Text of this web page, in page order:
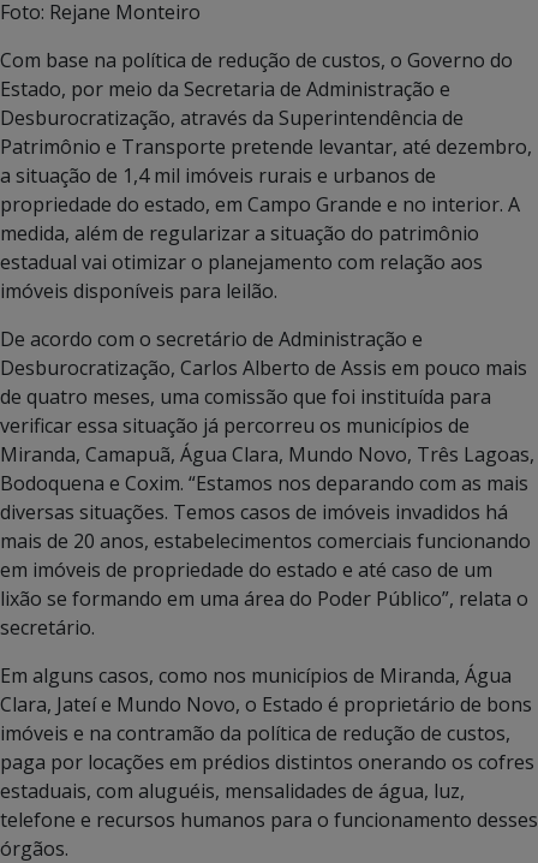
Foto: Rejane Monteiro
Com base na política de redução de custos, o Governo do
Estado, por meio da Secretaria de Administração e
Desburocratização, através da Superintendência de
Patrimônio e Transporte pretende levantar, até dezembro,
a situação de 1,4 mil imóveis rurais e urbanos de
propriedade do estado, em Campo Grande e no interior. A
medida, além de regularizar a situação do patrimônio
estadual vai otimizar o planejamento com relação aos
imóveis disponíveis para leilão.
De acordo com o secretário de Administração e
Desburocratização, Carlos Alberto de Assis em pouco mais
de quatro meses, uma comissão que foi instituída para
verificar essa situação já percorreu os municípios de
Miranda, Camapuã, Água Clara, Mundo Novo, Três Lagoas,
Bodoquena e Coxim. “Estamos nos deparando com as mais
diversas situações. Temos casos de imóveis invadidos há
mais de 20 anos, estabelecimentos comerciais funcionando
em imóveis de propriedade do estado e até caso de um
lixão se formando em uma área do Poder Público”, relata o
secretário.
Em alguns casos, como nos municípios de Miranda, Água
Clara, Jateí e Mundo Novo, o Estado é proprietário de bons
imóveis e na contramão da política de redução de custos,
paga por locações em prédios distintos onerando os cofres
estaduais, com aluguéis, mensalidades de água, luz,
telefone e recursos humanos para o funcionamento desses
órgãos.